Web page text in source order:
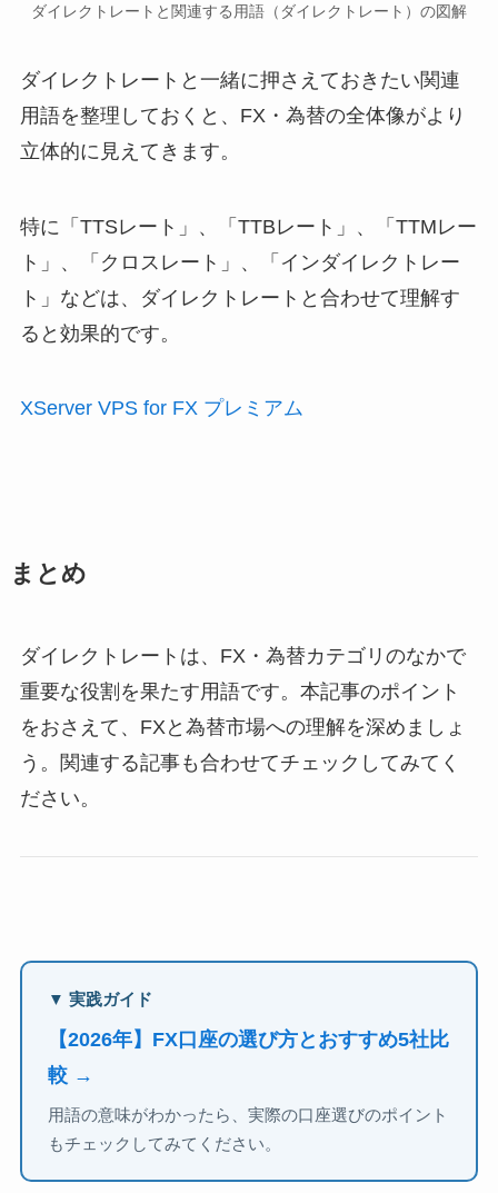
ダイレクトレートと関連する用語（ダイレクトレート）の図解
ダイレクトレートと一緒に押さえておきたい関連
用語を整理しておくと、FX・為替の全体像がより
立体的に見えてきます。
特に「TTSレート」、「TTBレート」、「TTMレー
ト」、「クロスレート」、「インダイレクトレー
ト」などは、ダイレクトレートと合わせて理解す
ると効果的です。
XServer VPS for FX プレミアム
まとめ
ダイレクトレートは、FX・為替カテゴリのなかで
重要な役割を果たす用語です。本記事のポイント
をおさえて、FXと為替市場への理解を深めましょ
う。関連する記事も合わせてチェックしてみてく
ださい。
▼ 実践ガイド
【2026年】FX口座の選び方とおすすめ5社比
較 →
用語の意味がわかったら、実際の口座選びのポイント
もチェックしてみてください。